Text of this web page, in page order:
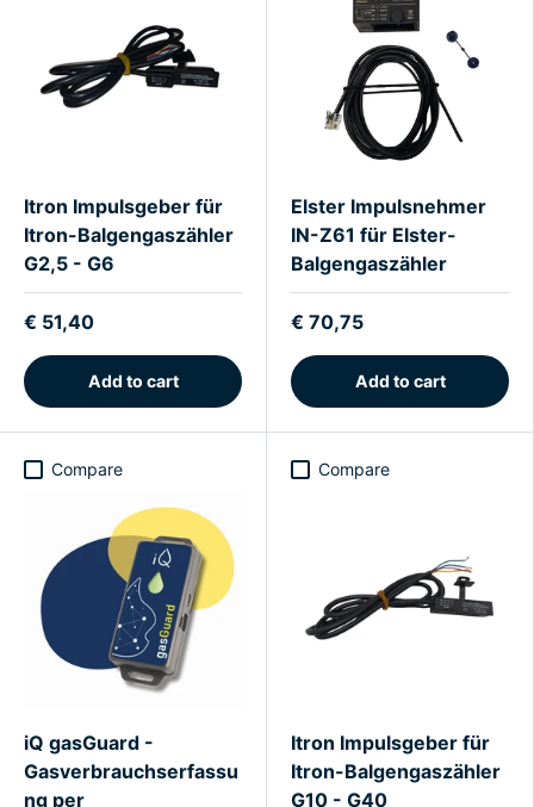
Itron Impulsgeber für
Itron-Balgengaszähler
G2,5 - G6
€ 51,40
Add to cart
Elster Impulsnehmer
IN-Z61 für Elster-
Balgengaszähler
€ 70,75
Add to cart
Compare
iQ gasGuard -
Gasverbrauchserfassu
ng per
Compare
Itron Impulsgeber für
Itron-Balgengaszähler
G10 - G40